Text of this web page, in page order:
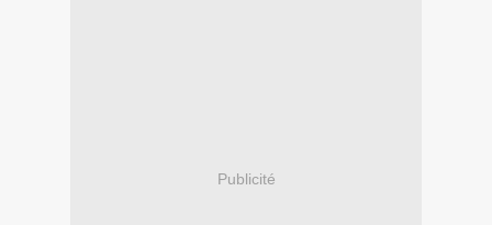
Publicité